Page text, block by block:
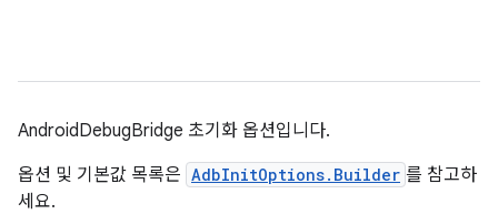
AndroidDebugBridge 초기화 옵션입니다.
옵션 및 기본값 목록은 AdbInitOptions.Builder 를 참고하
세요.